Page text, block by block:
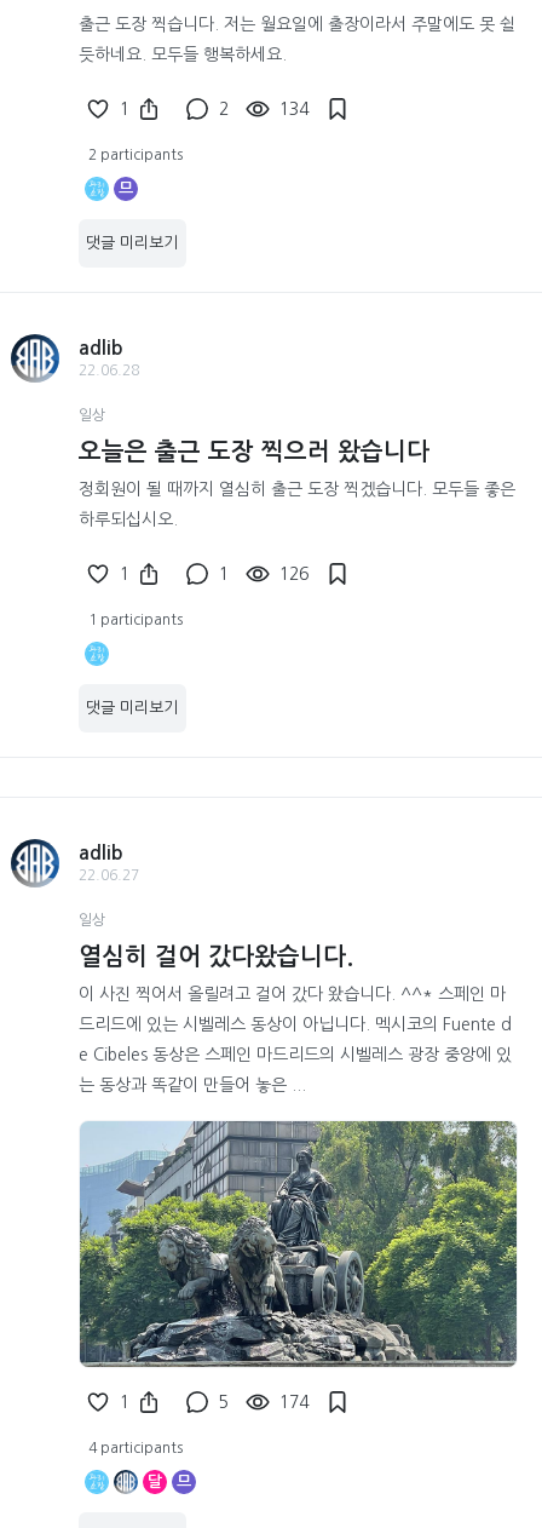
출근 도장 찍습니다. 저는 월요일에 출장이라서 주말에도 못 쉴
듯하네요. 모두들 행복하세요.
1 2 134
2 participants
므
댓글 미리보기
adlib
22.06.28
일상
오늘은 출근 도장 찍으러 왔습니다
정회원이 될 때까지 열심히 출근 도장 찍겠습니다. 모두들 좋은
하루되십시오.
1 1 126
1 participants
댓글 미리보기
adlib
22.06.27
일상
열심히 걸어 갔다왔습니다.
이 사진 찍어서 올릴려고 걸어 갔다 왔습니다. ^^* 스페인 마
드리드에 있는 시벨레스 동상이 아닙니다. 멕시코의 Fuente d
e Cibeles 동상은 스페인 마드리드의 시벨레스 광장 중앙에 있
는 동상과 똑같이 만들어 놓은 ...
1 5 174
4 participants
달 므